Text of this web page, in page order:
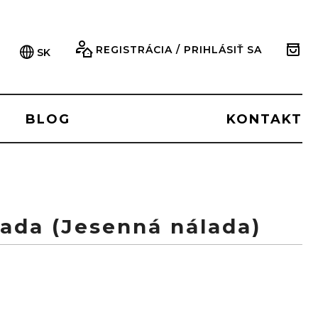
SK REGISTRÁCIA / PRIHLÁSIŤ SA
BLOG KONTAKT
(Jesenná nálada)